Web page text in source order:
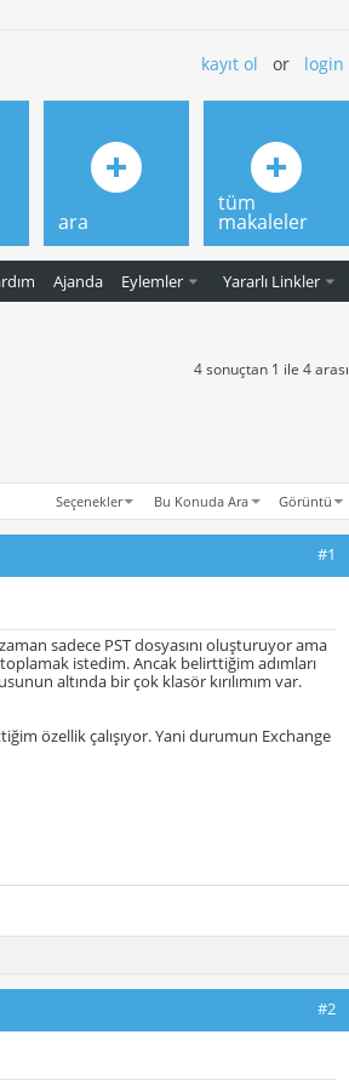
kayıt ol or login
Ajanda Eylemler Yararlı Linkler
ara
tüm
makaleler
4 sonuçtan 1 ile 4 arası
Seçenekler Bu Konuda Ara Görüntü
#1
sadece PST dosyasını oluşturuyor ama
istedim. Ancak belirttiğim adımları
altında bir çok klasör kırılımım var.
özellik çalışıyor. Yani durumun Exchange
#2